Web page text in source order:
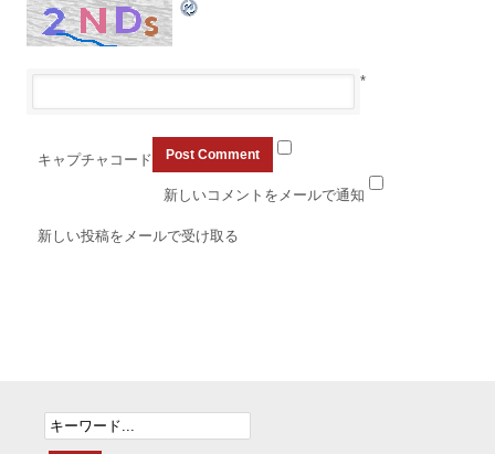
キャプチャコード
*
新しいコメントをメールで通知
新しい投稿をメールで受け取る